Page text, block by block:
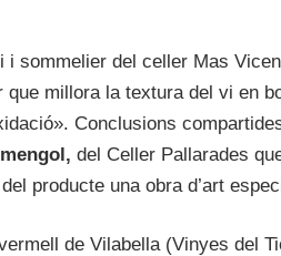
i sommelier del celler Mas
millora la textura del vi en
Conclusions
del Celler Pallarades
producte una obra d’art
de Vilabella (Vinyes del